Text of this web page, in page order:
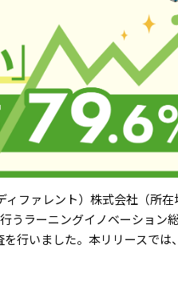
ファレント）株式会社（所在
うラーニングイノベーション
行いました。本リリースでは